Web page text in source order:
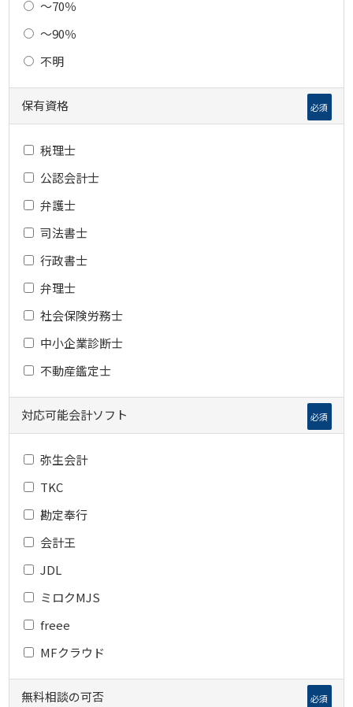
～70％
～90％
不明
保有資格 必須
税理士
公認会計士
弁護士
司法書士
行政書士
弁理士
社会保険労務士
中小企業診断士
不動産鑑定士
対応可能会計ソフト 必須
弥生会計
TKC
勘定奉行
会計王
JDL
ミロクMJS
freee
MFクラウド
無料相談の可否 必須